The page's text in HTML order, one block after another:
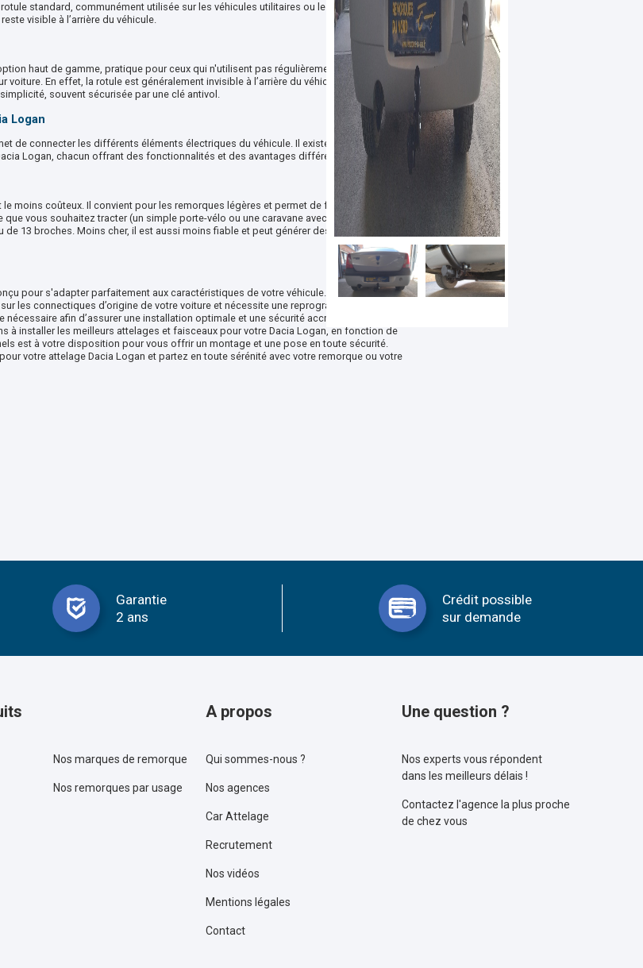
standard, communément utilisée sur les véhicules utilitaires ou les 4x4 urbains.
visible à l’arrière du véhicule.
haut de gamme, pratique pour ceux qui n'utilisent pas régulièrement leur attelage et
En effet, la rotule est généralement invisible à l’arrière du véhicule. Cette option
souvent sécurisée par une clé antivol.
Logan
de connecter les différents éléments électriques du véhicule. Il existe plusieurs types
Logan, chacun offrant des fonctionnalités et des avantages différents.
moins coûteux. Il convient pour les remorques légères et permet de faire fonctionner
que vous souhaitez tracter (un simple porte-vélo ou une caravane avec réfrigérateur), il
de 13 broches. Moins cher, il est aussi moins fiable et peut générer des désagréments
pour s'adapter parfaitement aux caractéristiques de votre véhicule. Effectué selon les
les connectiques d’origine de votre voiture et nécessite une reprogrammation
afin d’assurer une installation optimale et une sécurité accrue. Chez
à installer les meilleurs attelages et faisceaux pour votre Dacia Logan, en fonction de
est à votre disposition pour vous offrir un montage et une pose en toute sécurité.
votre attelage Dacia Logan et partez en toute sérénité avec votre remorque ou votre
Garantie
2 ans
Crédit possible
sur demande
Nos marques de remorque
Nos remorques par usage
A propos
Qui sommes-nous ?
Nos agences
Car Attelage
Recrutement
Nos vidéos
Mentions légales
Contact
Une question ?
Nos experts vous répondent
dans les meilleurs délais !
Contactez l'agence la plus proche
de chez vous